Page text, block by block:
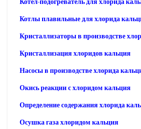
Котлы плавильные для хлорида
Кристаллизаторы в производстве
Кристаллизация хлоридов кальция
Насосы в производстве хлорида
Окись реакции с хлоридом кальция
Определение содержания хлорида
Осушка газа хлоридом кальция